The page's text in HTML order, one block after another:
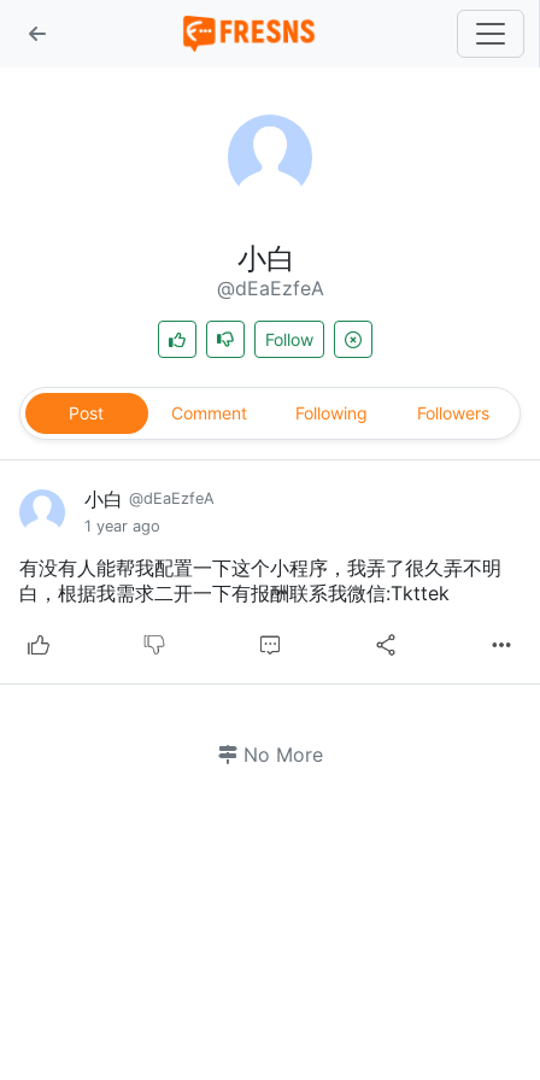
小白
@dEaEzfeA
Follow
Post Comment Following Followers
小白 @dEaEzfeA
1 year ago
有没有人能帮我配置一下这个小程序，我弄了很久弄不明
白，根据我需求二开一下有报酬联系我微信:Tkttek
No More